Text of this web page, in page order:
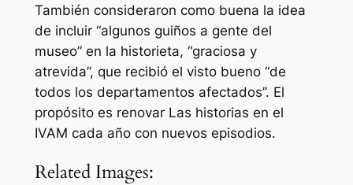
También consideraron como buena la idea
de incluir “algunos guiños a gente del
museo” en la historieta, “graciosa y
atrevida”, que recibió el visto bueno “de
todos los departamentos afectados”. El
propósito es renovar Las historias en el
IVAM cada año con nuevos episodios.
Related Images: